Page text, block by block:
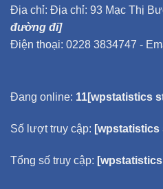
Địa chỉ: Địa chỉ: 93 Mạc Thị
đường đi]
Điện thoại: 0228 3834747 -
Đang online: 11[wpstatistics
Số lượt truy cập: [wpstatistics
Tổng số truy cập: